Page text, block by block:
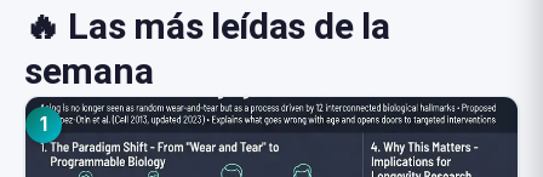
🔥 Las más leídas de la
semana
1